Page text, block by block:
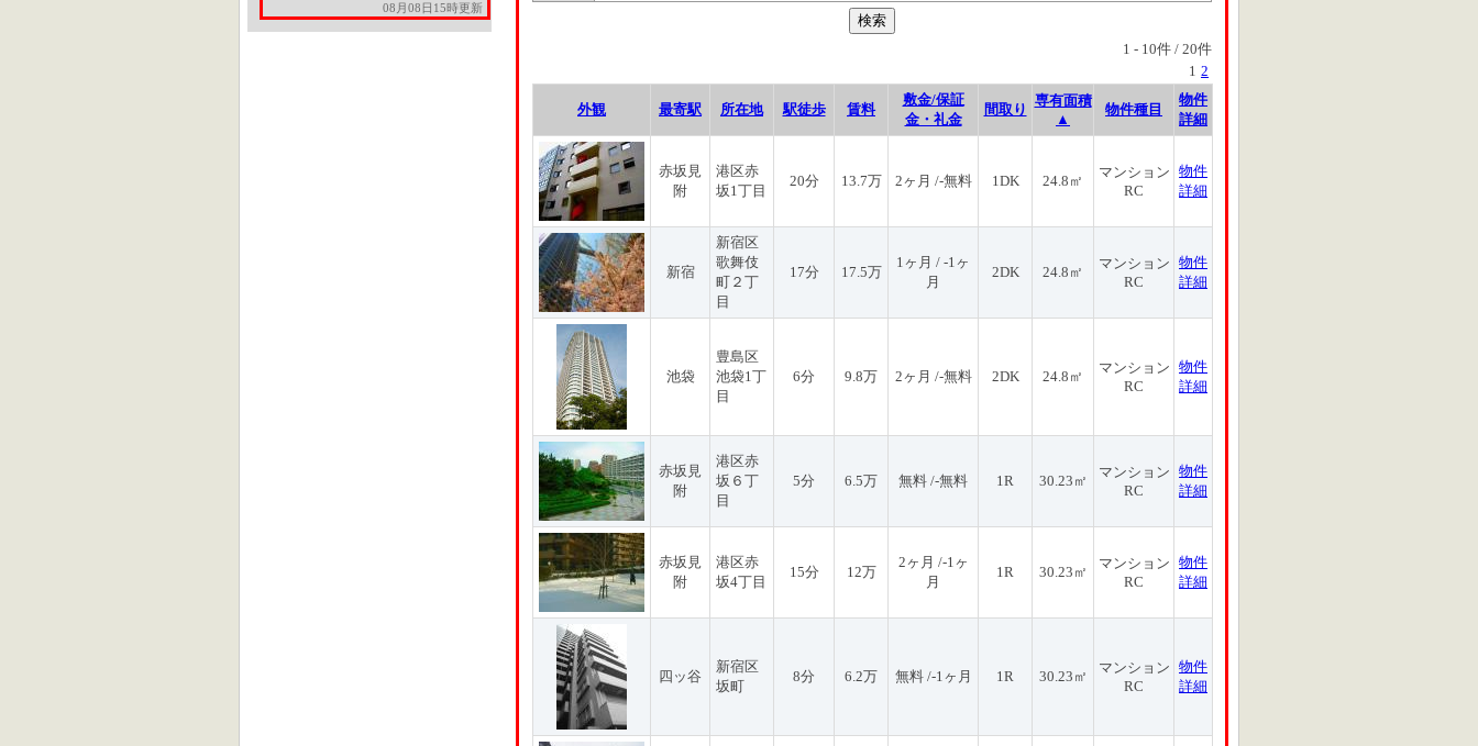
08月08日15時更新
1 - 10件 / 20件
1 2
外観 最寄駅 所在地 駅徒歩 賃料
敷金/保証
金・礼金
間取り
専有面積
▲
物件種目
物件
詳細
赤坂見
附
港区赤
坂1丁目
20分 13.7万 2ヶ月 /-無料 1DK 24.8㎡
マンション
RC
物件
詳細
新宿
新宿区
歌舞伎
町２丁
目
17分 17.5万
1ヶ月 / -1ヶ
月
2DK 24.8㎡
マンション
RC
物件
詳細
池袋
豊島区
池袋1丁
目
6分 9.8万 2ヶ月 /-無料 2DK 24.8㎡
マンション
RC
物件
詳細
赤坂見
附
港区赤
坂６丁
目
5分 6.5万 無料 /-無料 1R 30.23㎡
マンション
RC
物件
詳細
赤坂見
附
港区赤
坂4丁目
15分 12万
2ヶ月 /-1ヶ
月
1R 30.23㎡
マンション
RC
物件
詳細
四ッ谷
新宿区
坂町
8分 6.2万 無料 /-1ヶ月 1R 30.23㎡
マンション
RC
物件
詳細